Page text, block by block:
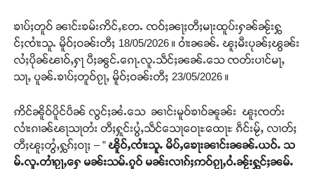
ၶၢပ်ႈတူဝ် ၼၢင်းၶမ်းဢိင်ႇတႄႉ ၸဝ်ႈၼႃႈတီႈမႃးထူပ်းႁၼ်ၼႂ်းႁွ
င်ႈၸၢႆးသူႉ မိူဝ်ႈဝၼ်းတီႈ 18/05/2026 ။ ဝၢႆးၼၼ်ႉ ၽူႈမီးပုၼ်ႈၽွၼ်း
လႆႈပိုၼ်ၽၢဝ်ႇႁႃ ပီႈၼွင်ႉၵေႃႉလူႉသဵင်ႈၼၼ်ႉသေ ၸတ်းပၢင်မႃႇ
သႃႇ ပူၼ်ႉၶၢပ်ႈတူဝ်ၵႂႃႇ မိူဝ်ႈဝၼ်းတီႈ 23/05/2026 ။
ဢိင်ၼိူဝ်ပိူင်ပဵၼ် လွင်ႈၼႆႉသေ ၼၢင်းမူဝ်ၶၢဝ်ၼူၼ်း ၽူႈၸတ်း
လၢႆးၵၢၼ်ၽႃသႃတႆး တီႈႁူင်းပွႆႇသဵင်သေႃဝေႃႊထေႃႊ ၵဵင်းမႂ်ႇ လၢတ်ႈ
တီႈၽူႈတွႆႇႁွၵ်ႈဝႃႈ – ” ၽိူဝ်ႇၸၢႆးသူႉ မိပ်ႇၶေႃးၼၢင်းၼၼ်ႉယဝ်ႉ သ
မ်ႉလူႉတၢႆၵႂႃႇႁေ မၼ်းသမ်ႉၵူဝ် မၼ်းလၢၵ်ႈဢဝ်ၵႂႃႇဝႆႉၼႂ်းႁွင်ႈၼမ်ႉ